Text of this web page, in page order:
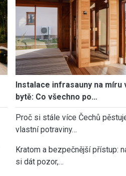
Instalace infrasauny na míru
bytě: Co všechno po…
Proč si stále více Čechů
vlastní potraviny…
Kratom a bezpečnější přístup:
si dát pozor,…